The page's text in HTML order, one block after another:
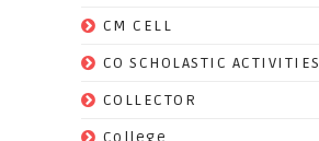
CM CELL
CO SCHOLASTIC ACTIVITIES
COLLECTOR
College